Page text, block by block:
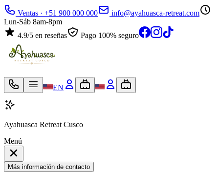
Ventas · +51 900 000 000
info@ayahuasca-retreat.com
Lun-Sáb 8am-8pm
4.9/5 en reseñas
Pago 100% seguro
EN
Ayahuasca Retreat Cusco
Menú
Más información de contacto